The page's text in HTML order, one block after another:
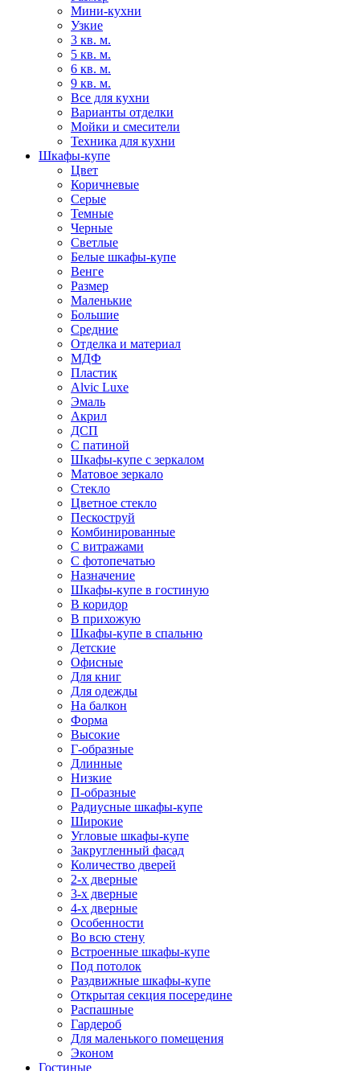
Мини-кухни
Узкие
3 кв. м.
5 кв. м.
6 кв. м.
9 кв. м.
Все для кухни
Варианты отделки
Мойки и смесители
Техника для кухни
Шкафы-купе
Цвет
Коричневые
Серые
Темные
Черные
Светлые
Белые шкафы-купе
Венге
Размер
Маленькие
Большие
Средние
Отделка и материал
МДФ
Пластик
Alvic Luxe
Эмаль
Акрил
ДСП
С патиной
Шкафы-купе с зеркалом
Матовое зеркало
Стекло
Цветное стекло
Пескоструй
Комбинированные
С витражами
С фотопечатью
Назначение
Шкафы-купе в гостиную
В коридор
В прихожую
Шкафы-купе в спальню
Детские
Офисные
Для книг
Для одежды
На балкон
Форма
Высокие
Г-образные
Длинные
Низкие
П-образные
Радиусные шкафы-купе
Широкие
Угловые шкафы-купе
Закругленный фасад
Количество дверей
2-х дверные
3-х дверные
4-х дверные
Особенности
Во всю стену
Встроенные шкафы-купе
Под потолок
Раздвижные шкафы-купе
Открытая секция посередине
Распашные
Гардероб
Для маленького помещения
Эконом
Гостиные